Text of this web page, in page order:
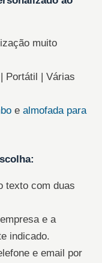
muito
Portátil | Várias
e almofada para
texto com duas
e a
indicado.
e email por